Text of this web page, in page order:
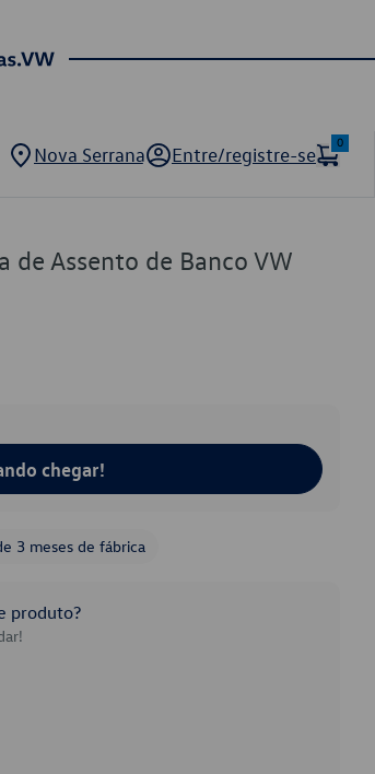
Nova Serrana Entre/registre-se
0
de Assento de Banco VW
chegar!
3 meses de fábrica
produto?